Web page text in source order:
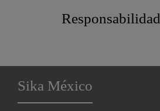
Sika México